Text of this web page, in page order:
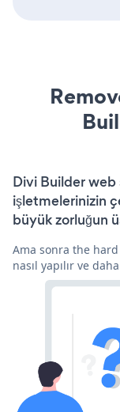
Divi Builder web
işletmelerinizin
büyük zorluğun
Ama sonra the
nasıl yapılır ve